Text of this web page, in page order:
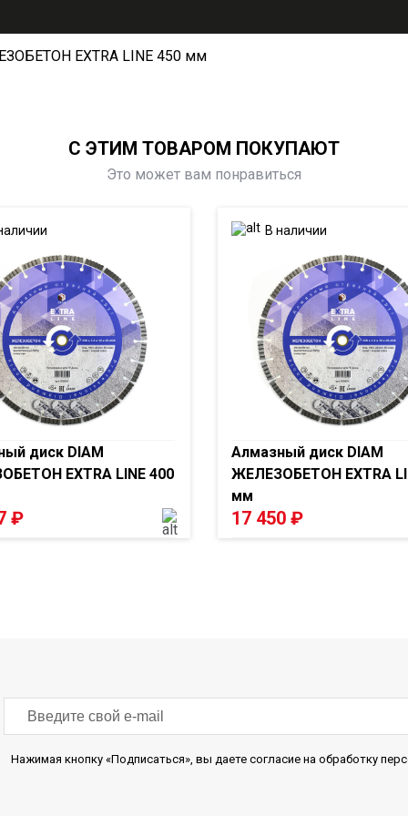
EXTRA LINE 450 мм
С ЭТИМ ТОВАРОМ ПОКУПАЮТ
Это может вам понравиться
диск DIAM
EXTRA LINE 400
₽
В наличии
Алмазный диск DIAM
ЖЕЛЕЗОБЕТОН EXTRA
мм
17 450 ₽
Нажимая кнопку «Подписаться», вы даете согласие на обработку